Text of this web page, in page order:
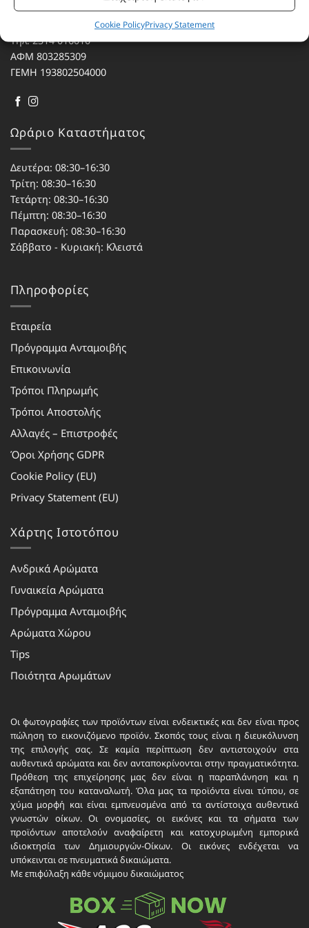
Cookie PolicyPrivacy Statement
Αγίου Κωνσταντίνου 76
Τ.Κ. 56224, Εύοσμος, Θεσσαλονίκη
Τηλ. 2314 016010
ΑΦΜ 803285309
ΓΕΜΗ 193802504000
Ωράριο Καταστήματος
Δευτέρα: 08:30–16:30
Τρίτη: 08:30–16:30
Τετάρτη: 08:30–16:30
Πέμπτη: 08:30–16:30
Παρασκευή: 08:30–16:30
Σάββατο - Κυριακή: Κλειστά
Πληροφορίες
Εταιρεία
Πρόγραμμα Ανταμοιβής
Επικοινωνία
Τρόποι Πληρωμής
Τρόποι Αποστολής
Αλλαγές – Επιστροφές
Όροι Χρήσης GDPR
Cookie Policy (EU)
Privacy Statement (EU)
Χάρτης Ιστοτόπου
Ανδρικά Αρώματα
Γυναικεία Αρώματα
Πρόγραμμα Ανταμοιβής
Αρώματα Χώρου
Tips
Ποιότητα Αρωμάτων
Οι φωτογραφίες των προϊόντων είναι ενδεικτικές και δεν είναι προς
πώληση το εικονιζόμενο προϊόν. Σκοπός τους είναι η διευκόλυνση
της επιλογής σας. Σε καμία περίπτωση δεν αντιστοιχούν στα
αυθεντικά αρώματα και δεν ανταποκρίνονται στην πραγματικότητα.
Πρόθεση της επιχείρησης μας δεν είναι η παραπλάνηση και η
εξαπάτηση του καταναλωτή. Όλα μας τα προϊόντα είναι τύπου, σε
χύμα μορφή και είναι εμπνευσμένα από τα αντίστοιχα αυθεντικά
γνωστών οίκων. Οι ονομασίες, οι εικόνες και τα σήματα των
προϊόντων αποτελούν αναφαίρετη και κατοχυρωμένη εμπορικά
ιδιοκτησία των Δημιουργών-Οίκων. Οι εικόνες ενδέχεται να
υπόκεινται σε πνευματικά δικαιώματα.
Με επιφύλαξη κάθε νόμιμου δικαιώματος